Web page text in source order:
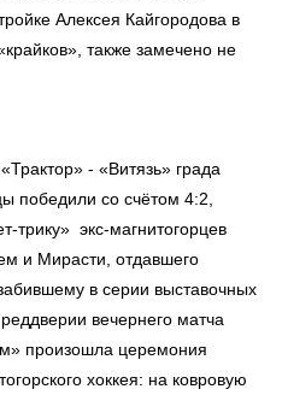
Алексея Кайгородова в
также замечено не
- «Витязь» града
победили со счётом 4:2,
трику» экс-магнитогорцев
и Мирасти, отдавшего
в серии выставочных
вечернего матча
произошла церемония
хоккея: на ковровую